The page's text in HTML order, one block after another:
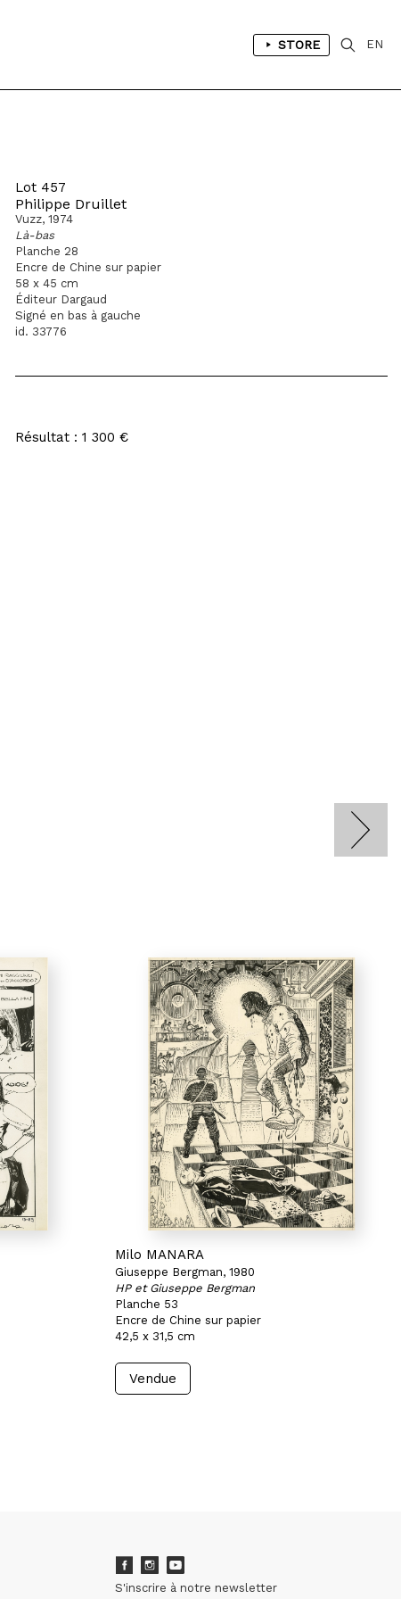
STORE EN
Lot 457
Philippe Druillet
Vuzz, 1974
Là-bas
Planche 28
Encre de Chine sur papier
58 x 45 cm
Éditeur Dargaud
Signé en bas à gauche
id. 33776
Résultat : 1 300 €
Milo MANARA
Giuseppe Bergman, 1980
HP et Giuseppe Bergman
Planche 53
Encre de Chine sur papier
42,5 x 31,5 cm
Vendue
S'inscrire à notre newsletter